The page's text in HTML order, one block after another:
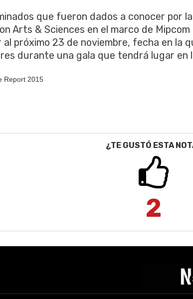
que fueron dados a conocer por
Arts & Sciences en el marco de
al próximo 23 de noviembre, fecha en la
durante una gala que tendrá lugar en
Report 2015
¿TE GUSTÓ ESTA
2